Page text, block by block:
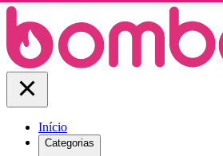
Início
Categorias